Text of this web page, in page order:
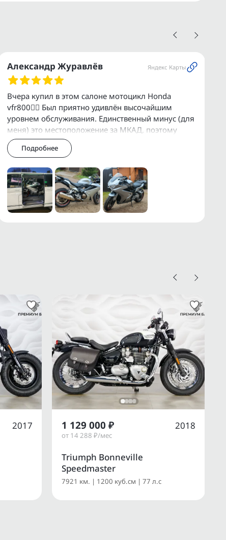
Александр Журавлёв Яндекс Карты
Вчера купил в этом салоне мотоцикл Honda
vfr800👍🏻 Был приятно удивлён высочайшим
уровнем обслуживания. Единственный минус (для
меня) это местоположение за МКАД, поэтому
приехал в Премиум Байк объехав все салоны в
Москве,Подробнее
2017
Triumph Bonneville
Speedmaster
7921 км. | 1200 куб.см | 77 л.с
1 129 000 ₽
от 14 288 ₽/мес
2018